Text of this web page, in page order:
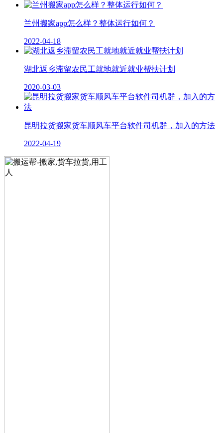
兰州搬家app怎么样？整体运行如何？
2022-04-18
湖北返乡滞留农民工就地就近就业帮扶计划
2020-03-03
昆明拉货搬家货车顺风车平台软件司机群，加入的方法
2022-04-19